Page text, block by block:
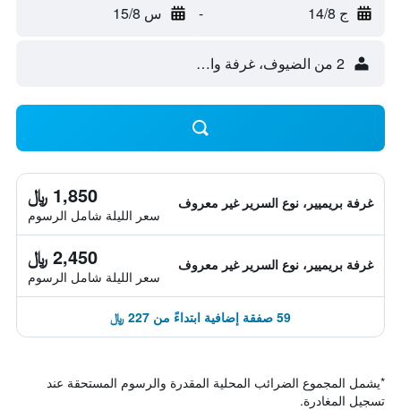
ج 14/8 - س 15/8
2 من الضيوف، غرفة واحدة
غرفة بريميير، نوع السرير غير معروف 1,850 ﷼
سعر الليلة شامل الرسوم
غرفة بريميير، نوع السرير غير معروف 2,450 ﷼
سعر الليلة شامل الرسوم
59 صفقة إضافية ابتداءً من 227 ﷼
*يشمل المجموع الضرائب المحلية المقدرة والرسوم المستحقة عند
تسجيل المغادرة.